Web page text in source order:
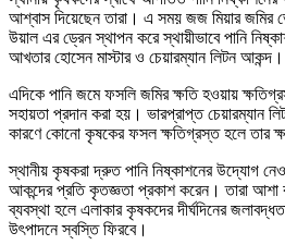
আশ্বাস দিয়েছেন তারা। এ সময় জজ মিয়ার জমির
উয়াল এর ড্রেন স্থাপন করে স্থায়ীভাবে পানি
আখতার হোসেন মাস্টার ও চেয়ারম্যান লিটন আকন্দ।
এদিকে পানি জমে ফসলি জমির ক্ষতি হওয়ায়
সহায়তা প্রদান করা হয়। ভারপ্রাপ্ত চেয়ারম্যান
কারণে কোনো কৃষকের ফসল ক্ষতিগ্রস্ত হলে তার
স্থানীয় কৃষকরা দ্রুত পানি নিষ্কাশনের উদ্যোগ
আকন্দের প্রতি কৃতজ্ঞতা প্রকাশ করেন। তারা আশা
ব্যবস্থা হলে এলাকার কৃষকদের দীর্ঘদিনের
উৎপাদনে স্বস্তি ফিরবে।